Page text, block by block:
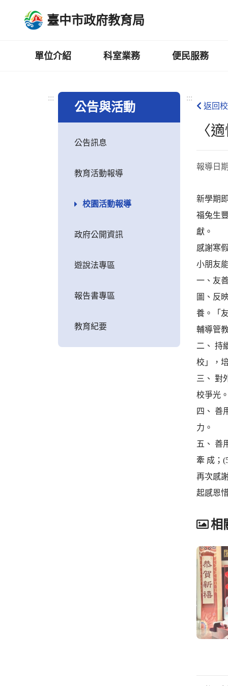
臺中市政府教育局
單位介紹 科室業務 便民服務
:::
公告與活動
公告訊息
教育活動報導
校園活動報導
政府公開資訊
遊說法專區
報告書專區
教育紀要
:::
返回
〈
報導日
新學期
福兔生
獻。
感謝寒
小朋友
一、友
圖、反
養。「
輔導管
二、 持
校」，
三、 對
校爭光
四、 善
力。
五、 善
牽 成；
再次感
起感恩
相